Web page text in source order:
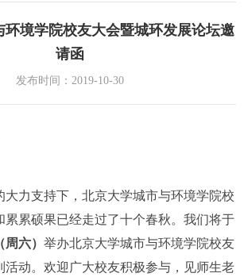
环境学院校友大会暨城环发展论坛邀
请函
发布时间：2019-10-30
大力支持下，北京大学城市与环境学院校
累累硕果已经走过了十个春秋。我们将于
六） 举办北京大学城市与环境学院校友
活动。欢迎广大校友积极参与，见师生老